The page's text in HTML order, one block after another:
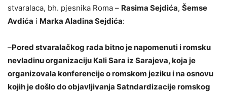
stvaralaca, bh. pjesnika Roma – Rasima Sejdića, Šemse
Avdića i Marka Aladina Sejdića:
–Pored stvaralačkog rada bitno je napomenuti i romsku
nevladinu organizaciju Kali Sara iz Sarajeva, koja je
organizovala konferencije o romskom jeziku i na osnovu
kojih je došlo do objavljivanja Satndardizacije romskog